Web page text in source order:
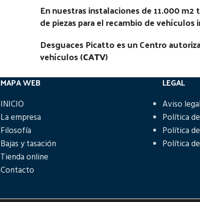
En nuestras instalaciones de 11.000
de piezas para el recambio de vehículos
Desguaces Picatto es un Centro
vehículos (CATV)
MAPA WEB
INICIO
La empresa
Filosofía
Bajas y tasación
Tienda online
Contacto
LEGAL
Aviso
Política
Política
Política